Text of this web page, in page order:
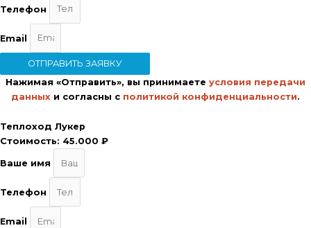
Телефон
Email
ОТПРАВИТЬ ЗАЯВКУ
Нажимая «Отправить», вы принимаете условия передачи
данных и согласны с политикой конфиденциальности.
Теплоход Лукер
Стоимость: 45.000 ₽
Ваше имя
Телефон
Email